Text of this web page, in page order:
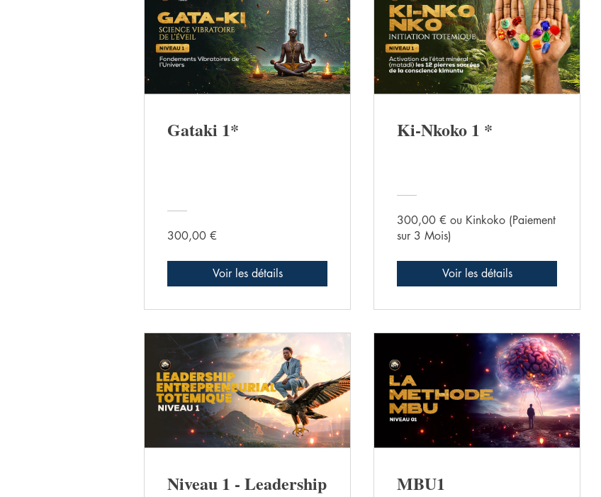
Gataki 1*
300,00 €
Voir les détails
Ki-Nkoko 1 *
300,00 € ou Kinkoko (Paiement
sur 3 Mois)
Voir les détails
Niveau 1 - Leadership
MBU1